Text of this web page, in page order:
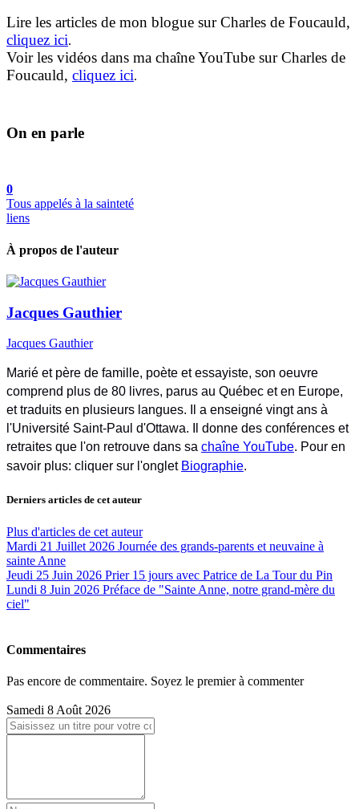
Lire les articles de mon blogue sur Charles de Foucauld,
cliquez ici.
Voir les vidéos dans ma chaîne YouTube sur Charles de
Foucauld, cliquez ici.
On en parle
0
Tous appelés à la sainteté
liens
À propos de l'auteur
Jacques Gauthier
Jacques Gauthier
Marié et père de famille, poète et essayiste, son oeuvre
comprend plus de 80 livres, parus au Québec et en Europe,
et traduits en plusieurs langues. Il a enseigné vingt ans à
l'Université Saint-Paul d'Ottawa. Il donne des conférences et
retraites que l'on retrouve dans sa chaîne YouTube. Pour en
savoir plus: cliquer sur l'onglet Biographie.
Derniers articles de cet auteur
Plus d'articles de cet auteur
Mardi 21 Juillet 2026 Journée des grands-parents et neuvaine à
sainte Anne
Jeudi 25 Juin 2026 Prier 15 jours avec Patrice de La Tour du Pin
Lundi 8 Juin 2026 Préface de "Sainte Anne, notre grand-mère du
ciel"
Commentaires
Pas encore de commentaire. Soyez le premier à commenter
Samedi 8 Août 2026